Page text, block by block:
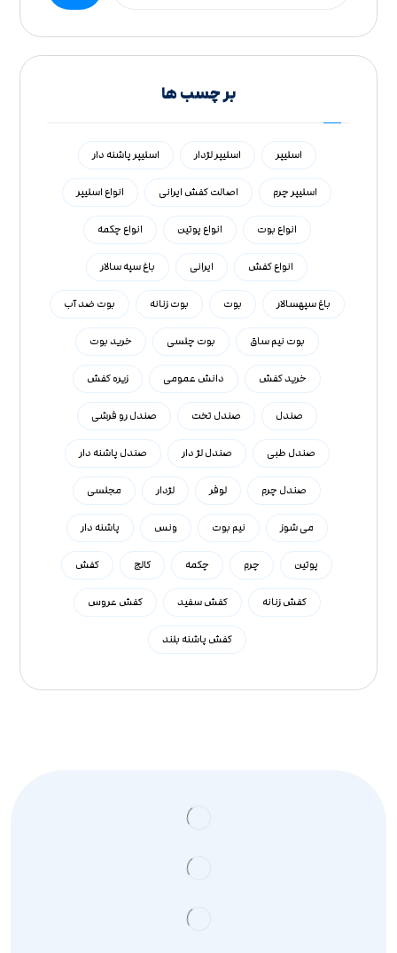
بر چسب ها
اسلیپر اسلیپر لژدار اسلیپر پاشنه دار
اسلیپر چرم اصالت کفش ایرانی انواع اسلیپر
انواع بوت انواع پوتین انواع چکمه
انواع کفش ایرانی باغ سپه سالار
باغ سپهسالار بوت بوت زنانه بوت ضد آب
بوت نیم ساق بوت چلسی خرید بوت
خرید کفش دانش عمومی زیره کفش
صندل صندل تخت صندل رو فرشی
صندل طبی صندل لژ دار صندل پاشنه دار
صندل چرم لوفر لژدار مجلسی
می شوز نیم بوت ونس پاشنه دار
پوتین چرم چکمه کالج کفش
کفش زنانه کفش سفید کفش عروس
کفش پاشنه بلند